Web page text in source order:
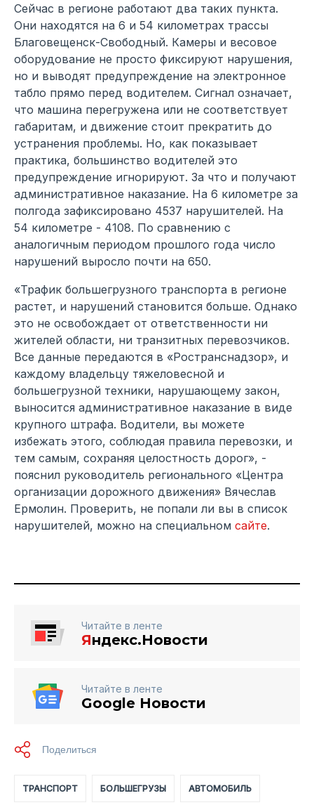
Сейчас в регионе работают два таких пункта.
Они находятся на 6 и 54 километрах трассы
Благовещенск-Свободный. Камеры и весовое
оборудование не просто фиксируют нарушения,
но и выводят предупреждение на электронное
табло прямо перед водителем. Сигнал означает,
что машина перегружена или не соответствует
габаритам, и движение стоит прекратить до
устранения проблемы. Но, как показывает
практика, большинство водителей это
предупреждение игнорируют. За что и получают
административное наказание. На 6 километре за
полгода зафиксировано 4537 нарушителей. На
54 километре - 4108. По сравнению с
аналогичным периодом прошлого года число
нарушений выросло почти на 650.
«Трафик большегрузного транспорта в регионе
растет, и нарушений становится больше. Однако
это не освобождает от ответственности ни
жителей области, ни транзитных перевозчиков.
Все данные передаются в «Ространснадзор», и
каждому владельцу тяжеловесной и
большегрузной техники, нарушающему закон,
выносится административное наказание в виде
крупного штрафа. Водители, вы можете
избежать этого, соблюдая правила перевозки, и
тем самым, сохраняя целостность дорог», -
пояснил руководитель регионального «Центра
организации дорожного движения» Вячеслав
Ермолин. Проверить, не попали ли вы в список
нарушителей, можно на специальном сайте.
Читайте в ленте
Яндекс.Новости
Читайте в ленте
Google Новости
ТРАНСПОРТ БОЛЬШЕГРУЗЫ АВТОМОБИЛЬ